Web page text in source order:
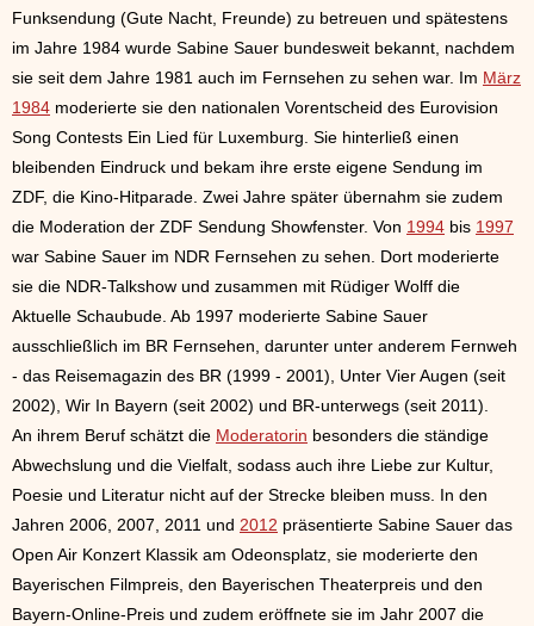
Funksendung (Gute Nacht, Freunde) zu betreuen und spätestens
im Jahre 1984 wurde Sabine Sauer bundesweit bekannt, nachdem
sie seit dem Jahre 1981 auch im Fernsehen zu sehen war. Im März
1984 moderierte sie den nationalen Vorentscheid des Eurovision
Song Contests Ein Lied für Luxemburg. Sie hinterließ einen
bleibenden Eindruck und bekam ihre erste eigene Sendung im
ZDF, die Kino-Hitparade. Zwei Jahre später übernahm sie zudem
die Moderation der ZDF Sendung Showfenster. Von 1994 bis 1997
war Sabine Sauer im NDR Fernsehen zu sehen. Dort moderierte
sie die NDR-Talkshow und zusammen mit Rüdiger Wolff die
Aktuelle Schaubude. Ab 1997 moderierte Sabine Sauer
ausschließlich im BR Fernsehen, darunter unter anderem Fernweh
- das Reisemagazin des BR (1999 - 2001), Unter Vier Augen (seit
2002), Wir In Bayern (seit 2002) und BR-unterwegs (seit 2011).
An ihrem Beruf schätzt die Moderatorin besonders die ständige
Abwechslung und die Vielfalt, sodass auch ihre Liebe zur Kultur,
Poesie und Literatur nicht auf der Strecke bleiben muss. In den
Jahren 2006, 2007, 2011 und 2012 präsentierte Sabine Sauer das
Open Air Konzert Klassik am Odeonsplatz, sie moderierte den
Bayerischen Filmpreis, den Bayerischen Theaterpreis und den
Bayern-Online-Preis und zudem eröffnete sie im Jahr 2007 die